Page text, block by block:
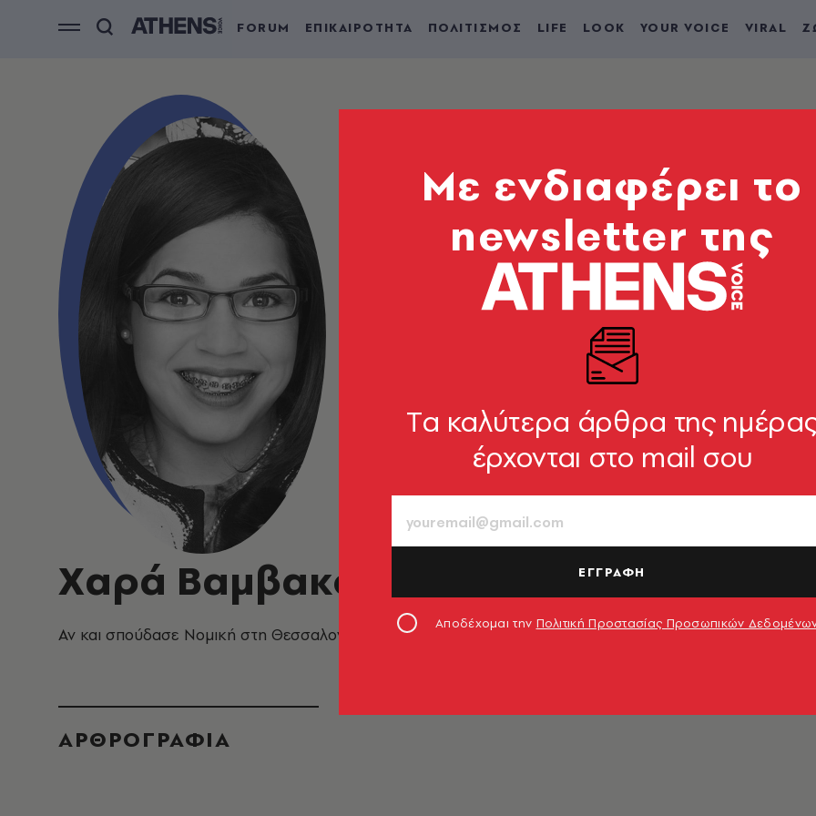
FORUM ΕΠΙΚΑΙΡΟΤΗΤΑ ΠΟΛΙΤΙΣΜΟΣ LIFE LOOK YOUR VOICE VIRAL
Χαρά Βαμβακούλα
Αν και σπούδασε Νομική στη Θεσσαλονίκη, δηλώνει επαγγελματίας Celebrity Spotter.
ΑΡΘΡΟΓΡΑΦΙΑ
Mε ενδιαφέρει το
newsletter της
Tα καλύτερα άρθρα της
έρχονται στο mail σου
ΕΓΓΡΑΦΗ
Αποδέχομαι την Πολιτική Προστασίας Προσωπικών